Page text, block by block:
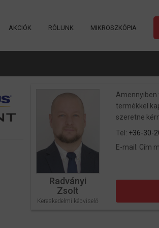
AKCIÓK RÓLUNK MIKROSZKÓPIA
Radványi
Zsolt
Kereskedelmi képviselő
Amennyiben
termékkel
szeretne
Tel: +36-30-
E-mail: Cím